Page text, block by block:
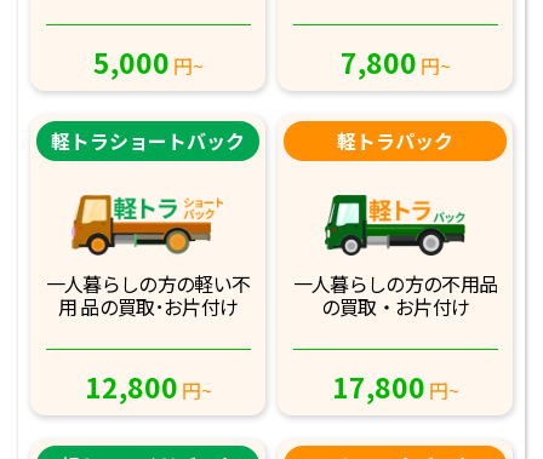
5,000 円~ 7,800 円~
軽トラショートバック
一人暮らしの方の軽い不
用 品の買取･お片付け
12,800 円~
軽トラパック
一人暮らしの方の不用品
の買取・お片付け
17,800 円~